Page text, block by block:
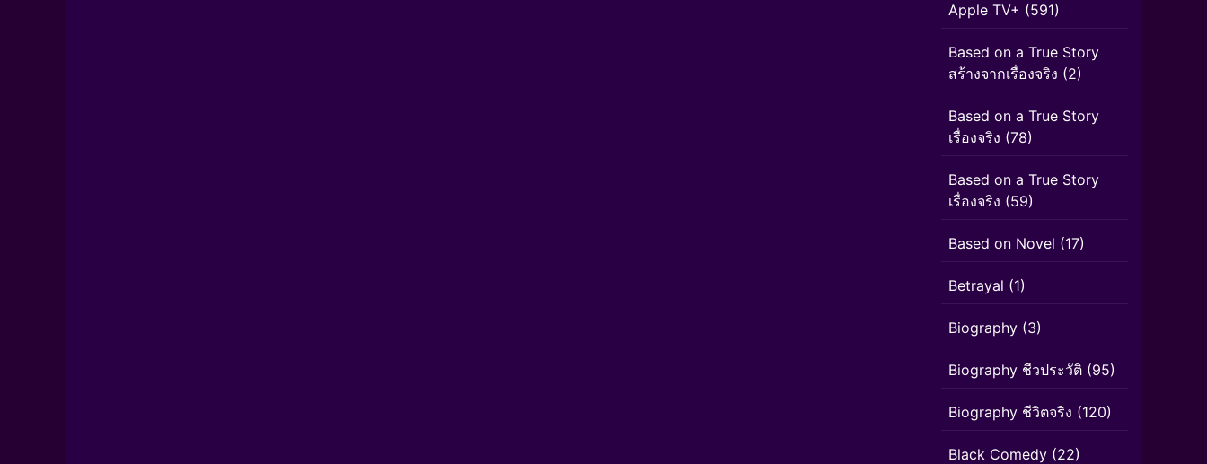
Apple TV+ (591)
Based on a True Story
สร้างจากเรื่องจริง (2)
Based on a True Story
เรื่องจริง (78)
Based on a True Story
เรื่องจริง (59)
Based on Novel (17)
Betrayal (1)
Biography (3)
Biography ชีวประวัติ (95)
Biography ชีวิตจริง (120)
Black Comedy (22)